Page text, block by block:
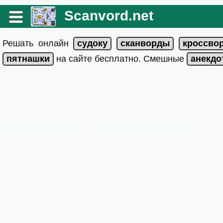
Scanvord.net
Решать онлайн
на сайте бесплатно. Смешные